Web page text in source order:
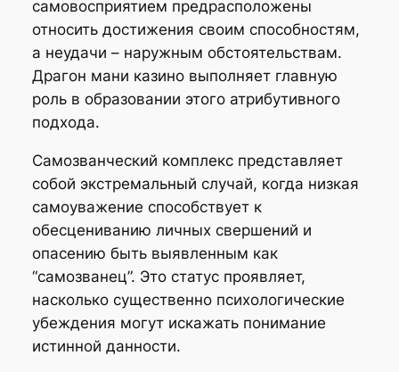
самовосприятием предрасположены
относить достижения своим способностям,
а неудачи – наружным обстоятельствам.
Драгон мани казино выполняет главную
роль в образовании этого атрибутивного
подхода.
Самозванческий комплекс представляет
собой экстремальный случай, когда низкая
самоуважение способствует к
обесцениванию личных свершений и
опасению быть выявленным как
“самозванец”. Это статус проявляет,
насколько существенно психологические
убеждения могут искажать понимание
истинной данности.